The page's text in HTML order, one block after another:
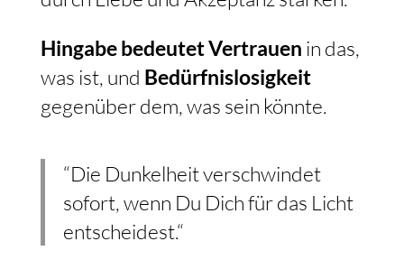
Hingabe bedeutet Vertrauen in das,
was ist, und Bedürfnislosigkeit
gegenüber dem, was sein könnte.
“Die Dunkelheit verschwindet
sofort, wenn Du Dich für das Licht
entscheidest.“